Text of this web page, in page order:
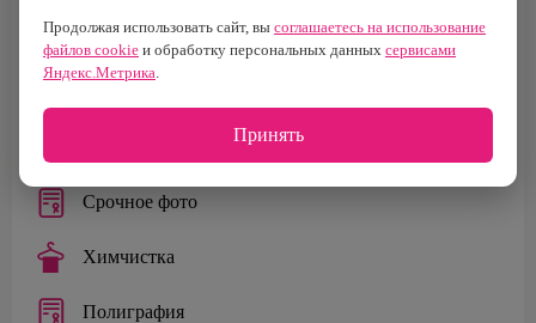
Банк
Срочное фото
Химчистка
Полиграфия
Продолжая использовать сайт, вы соглашаетесь на использование
файлов cookie и обработку персональных данных сервисами
Яндекс.Метрика.
Принять